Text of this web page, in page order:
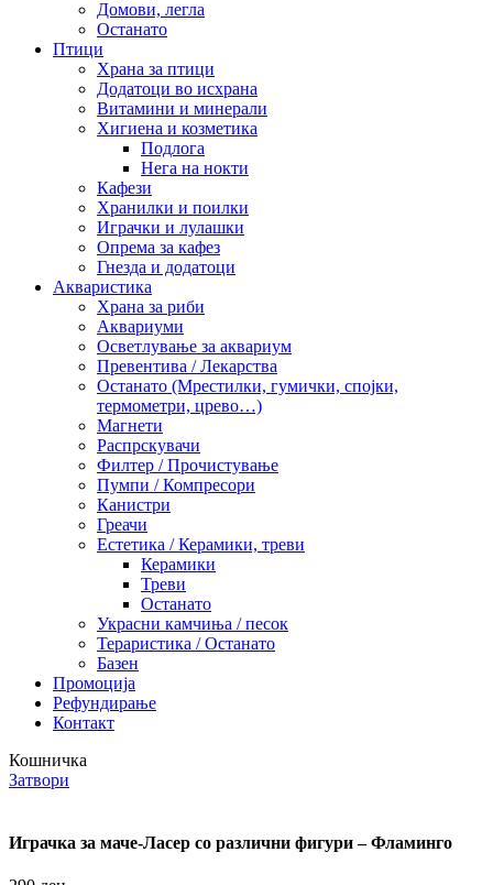
Домови, легла
Останато
Птици
Храна за птици
Додатоци во исхрана
Витамини и минерали
Хигиена и козметика
Подлога
Нега на нокти
Кафези
Хранилки и поилки
Играчки и лулашки
Опрема за кафез
Гнезда и додатоци
Акваристика
Храна за риби
Аквариуми
Осветлување за аквариум
Превентива / Лекарства
Останато (Мрестилки, гумички, спојки,
термометри, црево…)
Магнети
Распрскувачи
Филтер / Прочистување
Пумпи / Компресори
Канистри
Греачи
Естетика / Керамики, треви
Керамики
Треви
Останато
Украсни камчиња / песок
Тераристика / Останато
Базен
Промоција
Рефундирање
Контакт
Кошничка
Затвори
Играчка за маче-Ласер со различни фигури – Фламинго